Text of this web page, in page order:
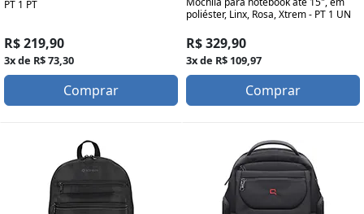
PT 1 PT
R$ 219,90
3x de R$ 73,30
Comprar
poliéster, Linx, Rosa, Xtrem - PT 1 UN
R$ 329,90
3x de R$ 109,97
Comprar